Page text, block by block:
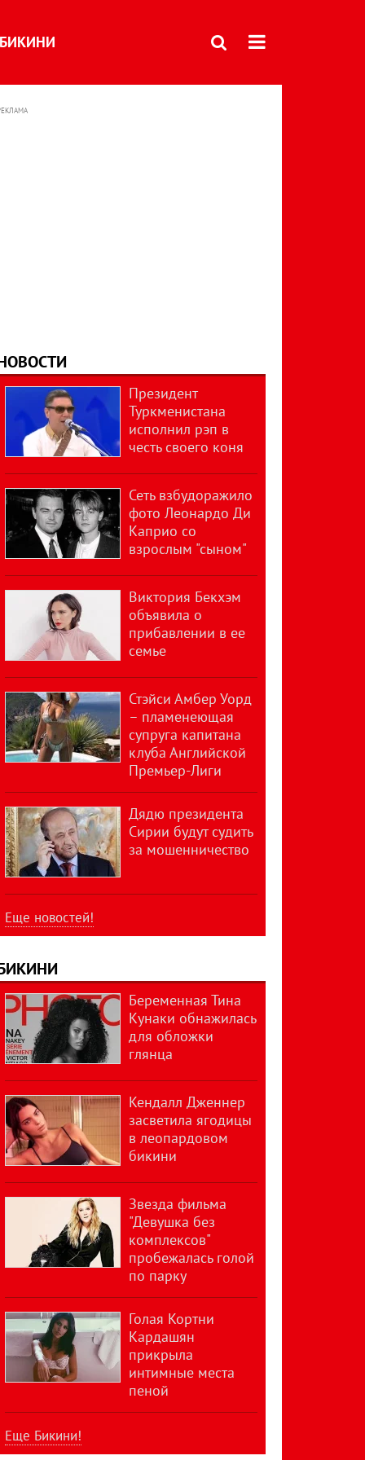
БИКИНИ
Президент
Туркменистана
исполнил рэп в
честь своего коня
Сеть взбудоражило
фото Леонардо Ди
Каприо со
взрослым "сыном"
Виктория Бекхэм
объявила о
прибавлении в ее
семье
Стэйси Амбер Уорд
– пламенеющая
супруга капитана
клуба Английской
Премьер-Лиги
Дядю президента
Сирии будут судить
за мошенничество
Еще новостей!
Беременная Тина
Кунаки обнажилась
для обложки
глянца
Кендалл Дженнер
засветила ягодицы
в леопардовом
бикини
Звезда фильма
"Девушка без
комплексов"
пробежалась голой
по парку
Голая Кортни
Кардашян
прикрыла
интимные места
пеной
Еще Бикини!